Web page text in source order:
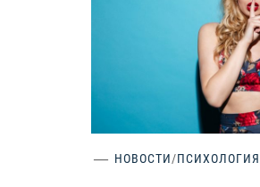
НОВОСТИ/ПСИХОЛОГИЯ